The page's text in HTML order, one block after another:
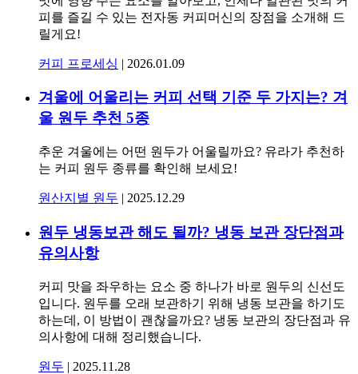
피를 즐길 수 있는 전자동 커피머신의 장점을 소개해 드
릴게요!
커피 프로세싱 | 2026.01.09
겨울에 어울리는 커피 선택 기준 두 가지는? 겨
울 원두 추천 5종
추운 겨울에는 어떤 원두가 어울릴까요? 유라가 추천하
는 커피 원두 종류를 확인해 보세요!
원산지별 원두 | 2025.12.29
원두 냉동보관 해도 될까? 냉동 보관 장단점과
유의사항
커피 맛을 좌우하는 요소 중 하나가 바로 원두의 신선도
입니다. 원두를 오래 보관하기 위해 냉동 보관을 하기도
하는데, 이 방법이 괜찮을까요? 냉동 보관의 장단점과 유
의사항에 대해 정리했습니다.
원두 | 2025.11.28